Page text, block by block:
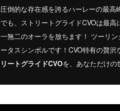
圧倒的な存在感を誇るハーレーの最
でも、ストリートグライドCVOは最
一無二のオーラを放ちます！ ツーリ
ータスシンボルです！CVO特有の贅
リートグライドCVOを、あなただけ